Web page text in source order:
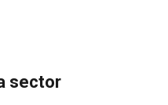
sector